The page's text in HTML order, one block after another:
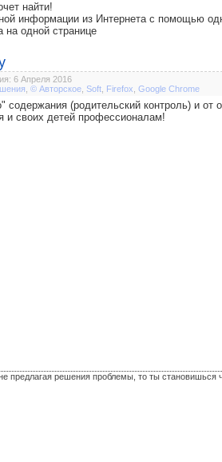
найти!
информации из Интернета с помощью
на одной странице
6 Апреля 2016
© Авторское Soft Firefox Google Chrome
содержания (родительский контроль) и от
и своих детей профессионалам!
предлагая решения проблемы, то ты становишься